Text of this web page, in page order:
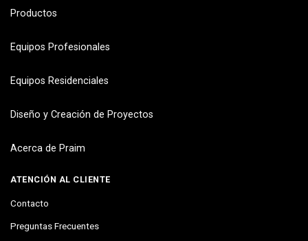
Productos
Equipos Profesionales
Equipos Residenciales
Diseño y Creación de Proyectos
Acerca de Praim
ATENCIÓN AL CLIENTE
Contacto
Preguntas Frecuentes